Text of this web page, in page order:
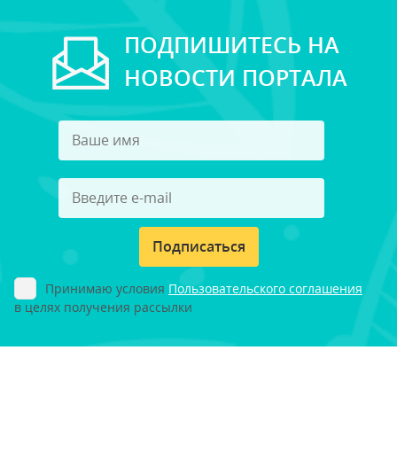
ПОДПИШИТЕСЬ НА
НОВОСТИ ПОРТАЛА
Подписаться
Принимаю условия Пользовательского соглашения
в целях получения рассылки